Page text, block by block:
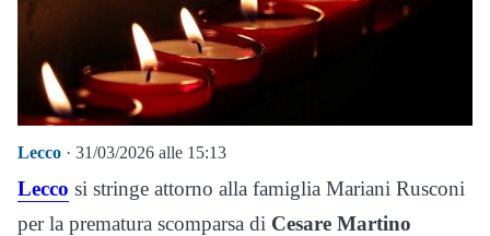
Lecco · 31/03/2026 alle 15:13
Lecco si stringe attorno alla famiglia Mariani Rusconi
per la prematura scomparsa di Cesare Martino